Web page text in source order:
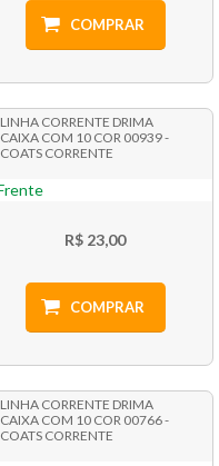
COMPRAR
LINHA CORRENTE DRIMA
CAIXA COM 10 COR 00939 -
COATS CORRENTE
R$ 23,00
COMPRAR
LINHA CORRENTE DRIMA
CAIXA COM 10 COR 00766 -
COATS CORRENTE